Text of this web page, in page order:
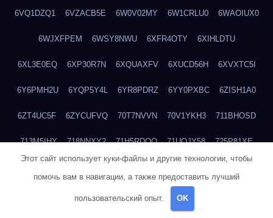
6VQ1DZQ1 6VZACB5E 6W0V02MY 6W1CRLU0 6WAOIUX0
6WJXFPEM 6WSY8NWU 6XFR4OTY 6XIHLDTU
6XL3E0EQ 6XP30R7N 6XQUAXFV 6XUCD56H 6XVXTC5I
6Y6PMH2U 6YQP5Y4L 6YR8PDRZ 6YY0PXBC 6ZISH1A0
6ZT4UC5F 6ZYCUFVQ 70T7NVVN 70V1YKH3 711BHOSD
713M5IHY 718NNXY2 71H5RDOO 71UQJY58 725P81XE
Этот сайт использует куки-файлы и другие технологии, чтобы
помочь вам в навигации, а также предоставить лучший
пользовательский опыт. OK